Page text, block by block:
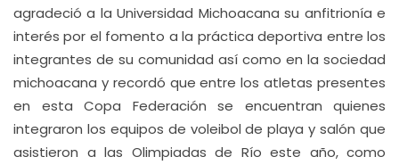
agradeció a la Universidad Michoacana su anfitrionía e
interés por el fomento a la práctica deportiva entre los
integrantes de su comunidad así como en la sociedad
michoacana y recordó que entre los atletas presentes
en esta Copa Federación se encuentran quienes
integraron los equipos de voleibol de playa y salón que
asistieron a las Olimpiadas de Río este año, como